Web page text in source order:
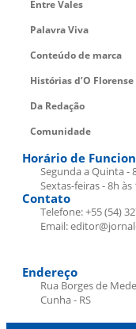
Entre Vales
Palavra Viva
Conteúdo de marca
Histórias d’O Florense
Da Redação
Comunidade
Horário de
Segunda a Quinta -
Sextas-feiras - 8h às
Contato
Telefone: +55 (54)
Email:
Endereço
Rua Borges de
Cunha - RS